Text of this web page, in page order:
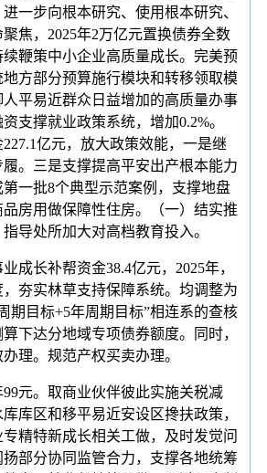
一步向根本研究、使用根本研究、
焦，2025年2万亿元置换债券全数
鞭策中小企业高质量成长。完美预
方部分预算施行模块和转移领取模
平易近群众日益增加的高质量办事
支撑就业政策系统，增加0.2%。
亿元，放大政策效能，一是继
。三是支撑提高平安出产根本能力
一批8个典型示范案例，支撑地盘
房用做保障性住房。（一）结实推
导处所加大对高档教育投入。
长补帮资金38.4亿元，2025年，
夯实林草支持保障系统。均调整为
期目标+5年周期目标”相连系的查核
下达分地域专项债券额度。同时，
理。规范产权买卖办理。
元。取商业伙伴彼此实施关税减
库区和移平易近安设区搀扶政策，
精特新成长相关工做，及时发觉问
部分协同监管合力，支撑各地统筹